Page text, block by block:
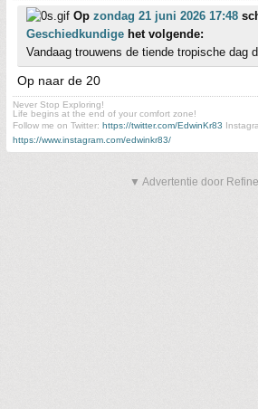
Op zondag 21 juni 2026 17:48
Geschiedkundige het volgende:
Vandaag trouwens de tiende tropische dag
Op naar de 20
Never Stop Exploring!
Life begins at the end of your comfort zone!
Follow me on Twitter: https://twitter.com/EdwinKr83
https://www.instagram.com/edwinkr83/
▼ Advertentie door